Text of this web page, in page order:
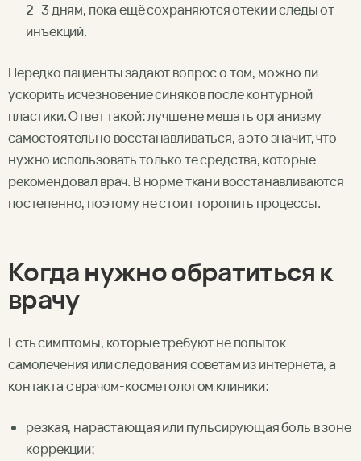
2–3 дням, пока ещё сохраняются отеки и следы от
инъекций.
Нередко пациенты задают вопрос о том, можно ли
ускорить исчезновение синяков после контурной
пластики. Ответ такой: лучше не мешать организму
самостоятельно восстанавливаться, а это значит, что
нужно использовать только те средства, которые
рекомендовал врач. В норме ткани восстанавливаются
постепенно, поэтому не стоит торопить процессы.
Когда нужно обратиться к
врачу
Есть симптомы, которые требуют не попыток
самолечения или следования советам из интернета, а
контакта с врачом-косметологом клиники:
резкая, нарастающая или пульсирующая боль в зоне
коррекции;